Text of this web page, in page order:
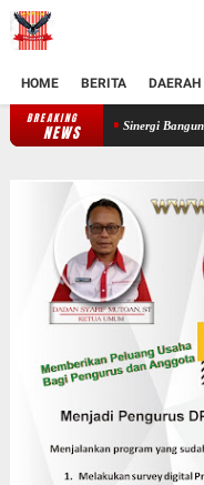
HOME BERITA DAERAH
BREAKING
NEWSSinergi Bangun